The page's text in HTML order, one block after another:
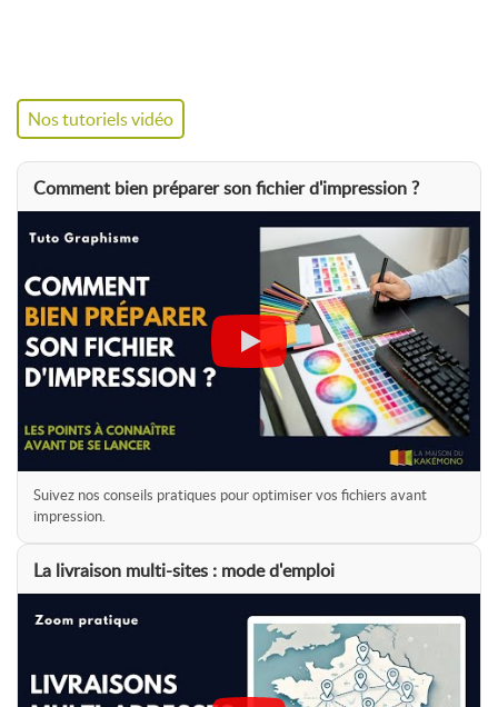
Nos tutoriels vidéo
Comment bien préparer son fichier d'impression ?
Suivez nos conseils pratiques pour optimiser vos fichiers avant
impression.
La livraison multi-sites : mode d'emploi